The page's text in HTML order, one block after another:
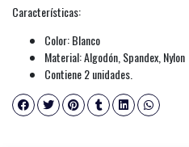
Características:
Color: Blanco
Material: Algodón, Spandex, Nylon
Contiene 2 unidades.